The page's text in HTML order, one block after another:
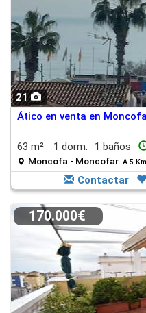
21
Ático en venta en
63 m² 1 dorm. 1 baños
Moncofa - Moncofar. A 5
Contactar
170.000€